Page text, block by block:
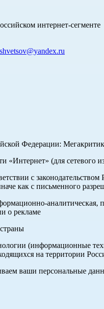
интернет-сегменте
Федерации: Мегакритик
(для сетевого
с
как с письменного
аналитическая,
о рекламе
(информационные
на территории
ваши персональные